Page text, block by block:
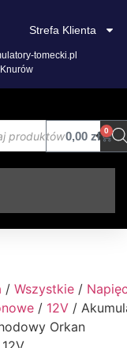
tomecki.pl
Strefa Klienta
0,00zł 0
/ Wszystkie /
/ 12V /
Orkan